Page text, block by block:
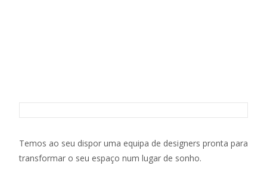
Temos ao seu dispor uma equipa de designers pronta para
transformar o seu espaço num lugar de sonho.